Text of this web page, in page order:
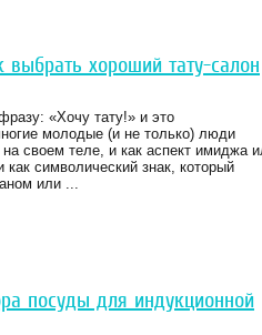
выбрать хороший тату-салон
«Хочу тату!» и это
молодые (и не только) люди
своем теле, и как аспект имиджа
как символический знак, который
или ...
посуды для индукционной